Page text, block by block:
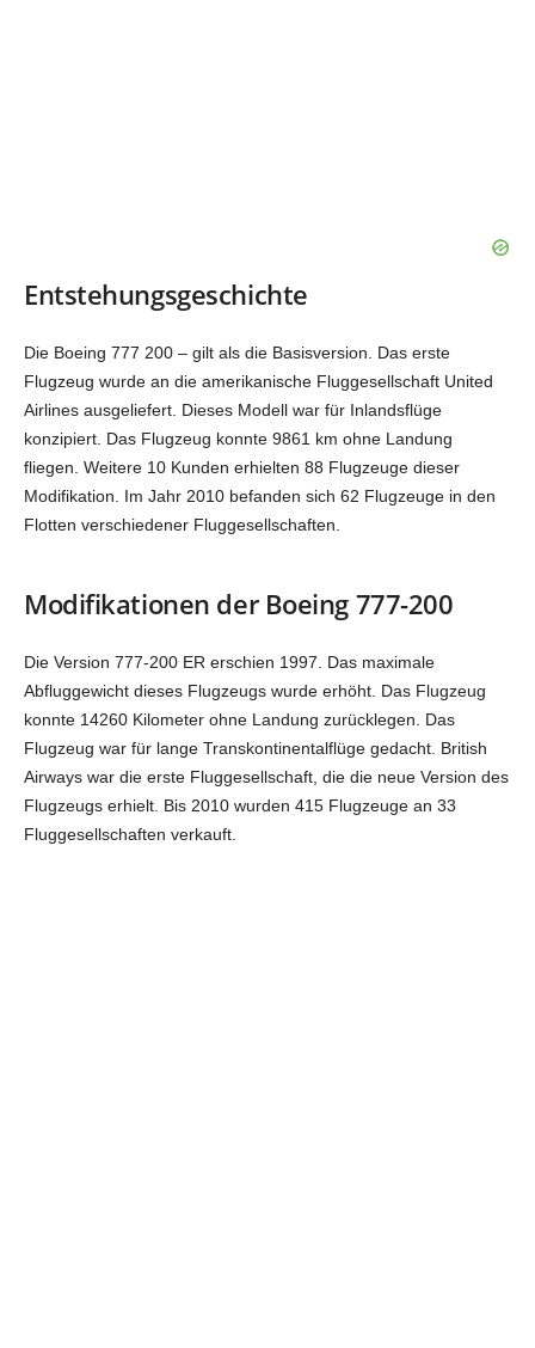
Entstehungsgeschichte
Die Boeing 777 200 – gilt als die Basisversion. Das erste
Flugzeug wurde an die amerikanische Fluggesellschaft United
Airlines ausgeliefert. Dieses Modell war für Inlandsflüge
konzipiert. Das Flugzeug konnte 9861 km ohne Landung
fliegen. Weitere 10 Kunden erhielten 88 Flugzeuge dieser
Modifikation. Im Jahr 2010 befanden sich 62 Flugzeuge in den
Flotten verschiedener Fluggesellschaften.
Modifikationen der Boeing 777-200
Die Version 777-200 ER erschien 1997. Das maximale
Abfluggewicht dieses Flugzeugs wurde erhöht. Das Flugzeug
konnte 14260 Kilometer ohne Landung zurücklegen. Das
Flugzeug war für lange Transkontinentalflüge gedacht. British
Airways war die erste Fluggesellschaft, die die neue Version des
Flugzeugs erhielt. Bis 2010 wurden 415 Flugzeuge an 33
Fluggesellschaften verkauft.